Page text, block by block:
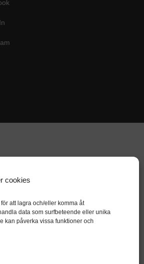
cookies
att lagra och/eller komma åt
data som surfbeteende eller unika
kan påverka vissa funktioner och